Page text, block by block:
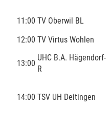
11:00 TV Oberwil BL
12:00 TV Virtus Wohlen
13:00
UHC B.A. Hägendorf-
R
14:00 TSV UH Deitingen